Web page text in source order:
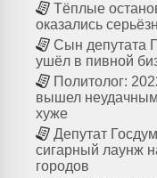
Тёплые
оказались
Сын депутата
ушёл в пивной
Политолог:
вышел
хуже
Депутат
сигарный лаунж
городов